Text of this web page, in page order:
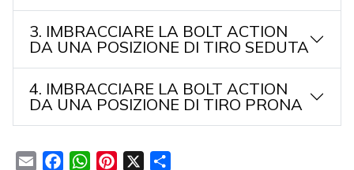
3. IMBRACCIARE LA BOLT ACTION
DA UNA POSIZIONE DI TIRO SEDUTA
4. IMBRACCIARE LA BOLT ACTION
DA UNA POSIZIONE DI TIRO PRONA
Email FacebookWhatsApp
Pinterest